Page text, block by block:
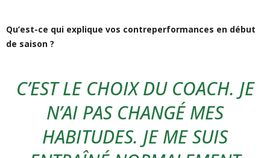
Qu’est-ce qui explique vos contreperformances en début
de saison ?
C’EST LE CHOIX DU COACH. JE
N’AI PAS CHANGÉ MES
HABITUDES. JE ME SUIS